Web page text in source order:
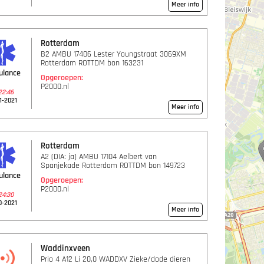
Meer info
2021
Rotterdam
B2 AMBU 17406 Lester Youngstraat 3069XM
Rotterdam ROTTDM bon 163231
Opgeroepen:
P2000.nl
Meer info
2021
Rotterdam
A2 (DIA: ja) AMBU 17104 Aelbert van
Spanjekade Rotterdam ROTTDM bon 149723
Opgeroepen:
P2000.nl
Meer info
Waddinxveen
Prio 4 A12 Li 20,0 WADDXV Zieke/dode dieren